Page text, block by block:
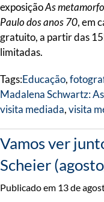
exposiçãoAs
Paulo dos anos 70, em
gratuito, a partir das
limitadas.
Tags:Educação,
Madalena Schwartz:
visita mediada,visita
Vamos ver
Scheier
Publicado em 13 de